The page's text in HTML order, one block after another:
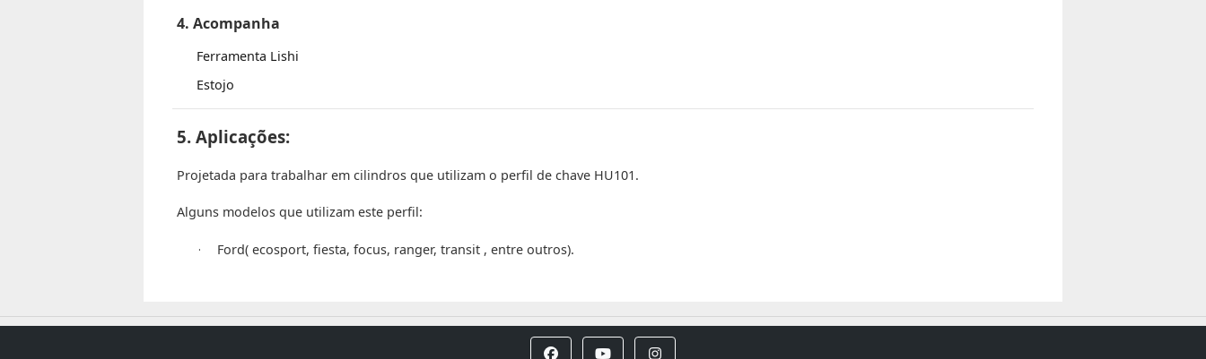
4. Acompanha
Ferramenta Lishi
Estojo
5. Aplicações:
Projetada para trabalhar em cilindros que utilizam o perfil de chave HU101.
Alguns modelos que utilizam este perfil:
· Ford( ecosport, fiesta, focus, ranger, transit , entre outros).